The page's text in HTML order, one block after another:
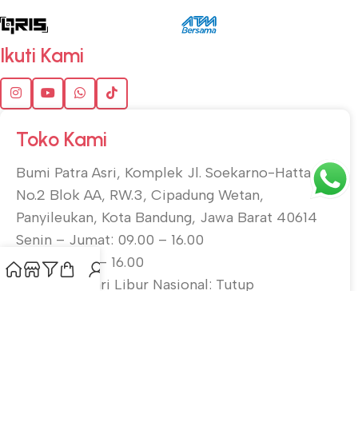
Ikuti Kami
Toko Kami
Bumi Patra Asri, Komplek Jl. Soekarno-Hatta
No.2 Blok AA, RW.3, Cipadung Wetan,
Panyileukan, Kota Bandung, Jawa Barat 40614
Senin – Jumat: 09.00 – 16.00
Sabtu: 10.00 – 16.00
Minggu & Hari Libur Nasional: Tutup